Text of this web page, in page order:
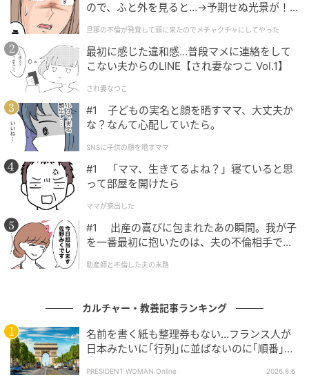
左は90年のハーブ・リッツ、右は93年のハビエル・ヴァリョンラット撮影に
よるキャンペーン。いずれも広告写真を超えたアート性の高い作品だ。左：
1990, Herb Ritts/ TrunkArchive、右：1993, Javier Vallhonrat
展示の幕開けは70年代の力強いキャンペーン写真。ジ
役としたモノクロ写真がポメラートの女性像を描き続
ける。仕事を持ち、知的で自由、自立した女性たち。
80年代にはアルバート・ワトソンやホルスト、90年代
にはハーブ・リッツ、スノードン、ハビエル・バリョ
ので、ふと外を見ると…→予期せぬ光景が！
クチャにしてやった
旦那の不倫が発覚して頭に来たのでメチャクチャにしてやった
最初に感じた違和感…普段マメに連絡をして
こない夫からのLINE【され妻なつこ Vol.1】
され妻なつこ
#1 子どもの実名と顔を晒すママ、大丈夫か
な？なんて心配していたら。
SNSに子供の顔を晒すママ
#1 「ママ、生きてるよね？」寝ていると思
って部屋を開けたら
ママが家出した
#1 出産の喜びに包まれたあの瞬間。我が子
を一番最初に抱いたのは、夫の不倫相手でし
助産師と不倫した夫の末路
カルチャー・教養記事ランキング
名前を書く紙も整理券もない…フランス人が
日本みたいに｢行列｣に並ばないのに｢順番｣を
PRESIDENT WOMAN Online 2026.8.6